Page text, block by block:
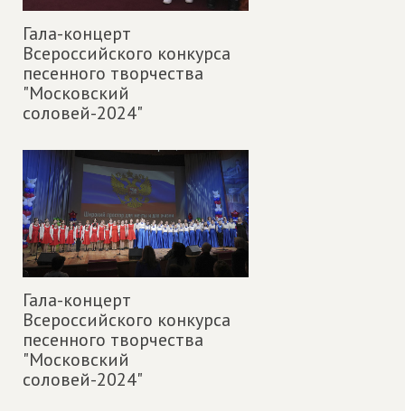
Гала-концерт
Всероссийского конкурса
песенного творчества
"Московский
соловей-2024"
Гала-концерт
Всероссийского конкурса
песенного творчества
"Московский
соловей-2024"